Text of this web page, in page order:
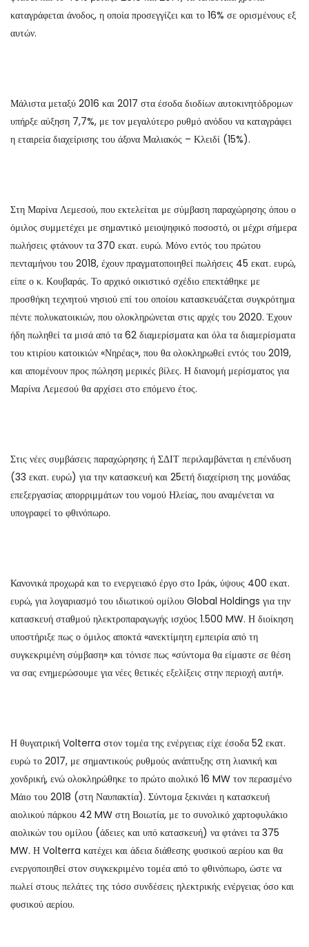
καταγράφεται άνοδος, η οποία προσεγγίζει και το 16% σε ορισμένους εξ
αυτών.
Μάλιστα μεταξύ 2016 και 2017 στα έσοδα διοδίων αυτοκινητόδρομων
υπήρξε αύξηση 7,7%, με τον μεγαλύτερο ρυθμό ανόδου να καταγράφει
η εταιρεία διαχείρισης του άξονα Μαλιακός – Κλειδί (15%).
Στη Μαρίνα Λεμεσού, που εκτελείται με σύμβαση παραχώρησης όπου ο
όμιλος συμμετέχει με σημαντικό μειοψηφικό ποσοστό, οι μέχρι σήμερα
πωλήσεις φτάνουν τα 370 εκατ. ευρώ. Μόνο εντός του πρώτου
πενταμήνου του 2018, έχουν πραγματοποιηθεί πωλήσεις 45 εκατ. ευρώ,
είπε ο κ. Κουβαράς. Το αρχικό οικιστικό σχέδιο επεκτάθηκε με
προσθήκη τεχνητού νησιού επί του οποίου κατασκευάζεται συγκρότημα
πέντε πολυκατοικιών, που ολοκληρώνεται στις αρχές του 2020. Έχουν
ήδη πωληθεί τα μισά από τα 62 διαμερίσματα και όλα τα διαμερίσματα
του κτιρίου κατοικιών «Νηρέας», που θα ολοκληρωθεί εντός του 2019,
και απομένουν προς πώληση μερικές βίλες. Η διανομή μερίσματος για
Μαρίνα Λεμεσού θα αρχίσει στο επόμενο έτος.
Στις νέες συμβάσεις παραχώρησης ή ΣΔΙΤ περιλαμβάνεται η επένδυση
(33 εκατ. ευρώ) για την κατασκευή και 25ετή διαχείριση της μονάδας
επεξεργασίας απορριμμάτων του νομού Ηλείας, που αναμένεται να
υπογραφεί το φθινόπωρο.
Κανονικά προχωρά και το ενεργειακό έργο στο Ιράκ, ύψους 400 εκατ.
ευρώ, για λογαριασμό του ιδιωτικού ομίλου Global Holdings για την
κατασκευή σταθμού ηλεκτροπαραγωγής ισχύος 1.500 MW. Η διοίκηση
υποστήριξε πως ο όμιλος αποκτά «ανεκτίμητη εμπειρία από τη
συγκεκριμένη σύμβαση» και τόνισε πως «σύντομα θα είμαστε σε θέση
να σας ενημερώσουμε για νέες θετικές εξελίξεις στην περιοχή αυτή».
Η θυγατρική Volterra στον τομέα της ενέργειας είχε έσοδα 52 εκατ.
ευρώ το 2017, με σημαντικούς ρυθμούς ανάπτυξης στη λιανική και
χονδρική, ενώ ολοκληρώθηκε το πρώτο αιολικό 16 MW τον περασμένο
Μάιο του 2018 (στη Ναυπακτία). Σύντομα ξεκινάει η κατασκευή
αιολικού πάρκου 42 MW στη Βοιωτία, με το συνολικό χαρτοφυλάκιο
αιολικών του ομίλου (άδειες και υπό κατασκευή) να φτάνει τα 375
MW. Η Volterra κατέχει και άδεια διάθεσης φυσικού αερίου και θα
ενεργοποιηθεί στον συγκεκριμένο τομέα από το φθινόπωρο, ώστε να
πωλεί στους πελάτες της τόσο συνδέσεις ηλεκτρικής ενέργειας όσο και
φυσικού αερίου.